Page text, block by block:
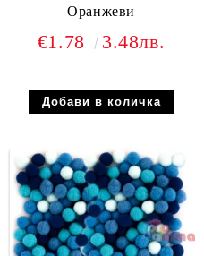
Оранжеви
€1.78 3.48лв.